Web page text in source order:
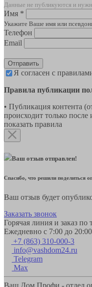
Данные не публикуются и
Имя *
Укажите Ваше имя или
Телефон
Email
Отправить
Я согласен с
Правила публикации
• Публикация контента
происходит только
показать правила
Ваш отзыв отправлен!
Спасибо, что решили поделиться
Ваш отзыв будет
Заказать звонок
Горячая линия и заказ по
Ежедневно с 7:00 до 20:00
+7 (863) 310-000-3
info@vashdom24.ru
Telegram
Max
Ваш Дом Профи - отдел